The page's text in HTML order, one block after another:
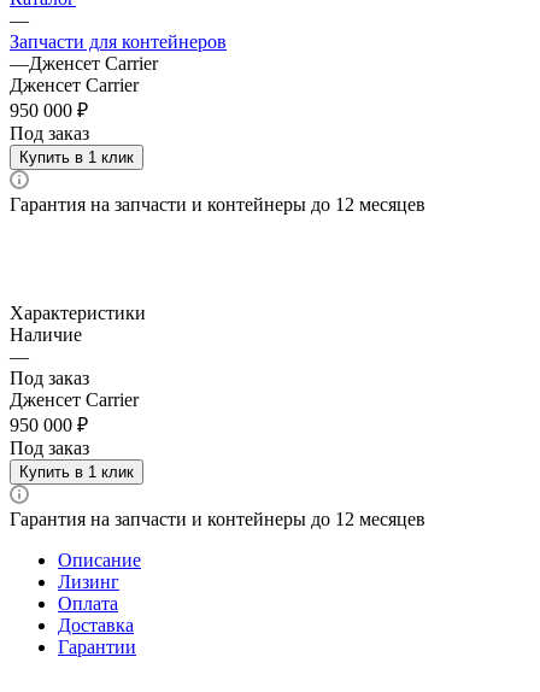
—
Запчасти для контейнеров
—Дженсет Carrier
Дженсет Carrier
950 000 ₽
Под заказ
Купить в 1 клик
Гарантия на запчасти и контейнеры до 12 месяцев
Характеристики
Наличие
—
Под заказ
Дженсет Carrier
950 000 ₽
Под заказ
Купить в 1 клик
Гарантия на запчасти и контейнеры до 12 месяцев
Описание
Лизинг
Оплата
Доставка
Гарантии